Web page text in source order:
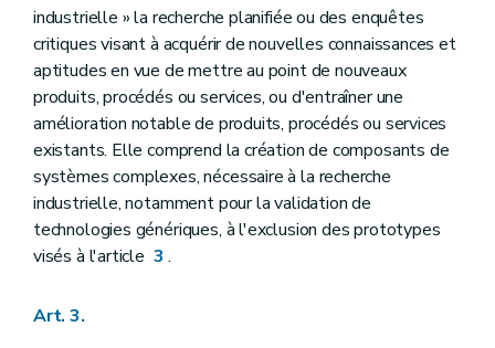
Art. 34
Section 4 Des subventions portant sur les droits de propriété industrielle
Art. 35
Art. 36
Art. 37
Art. 38
Art. 39
Section 5 Des subventions aux jeunes entreprises innovantes
Art. 40
Art. 41
Art. 42
Art. 43
Section 6
industrielle » la recherche planifiée ou des enquêtes
critiques visant à acquérir de nouvelles connaissances et
aptitudes en vue de mettre au point de nouveaux
produits, procédés ou services, ou d'entraîner une
amélioration notable de produits, procédés ou services
existants. Elle comprend la création de composants de
systèmes complexes, nécessaire à la recherche
industrielle, notamment pour la validation de
technologies génériques, à l'exclusion des prototypes
visés à l'article 3 .
Art. 3.